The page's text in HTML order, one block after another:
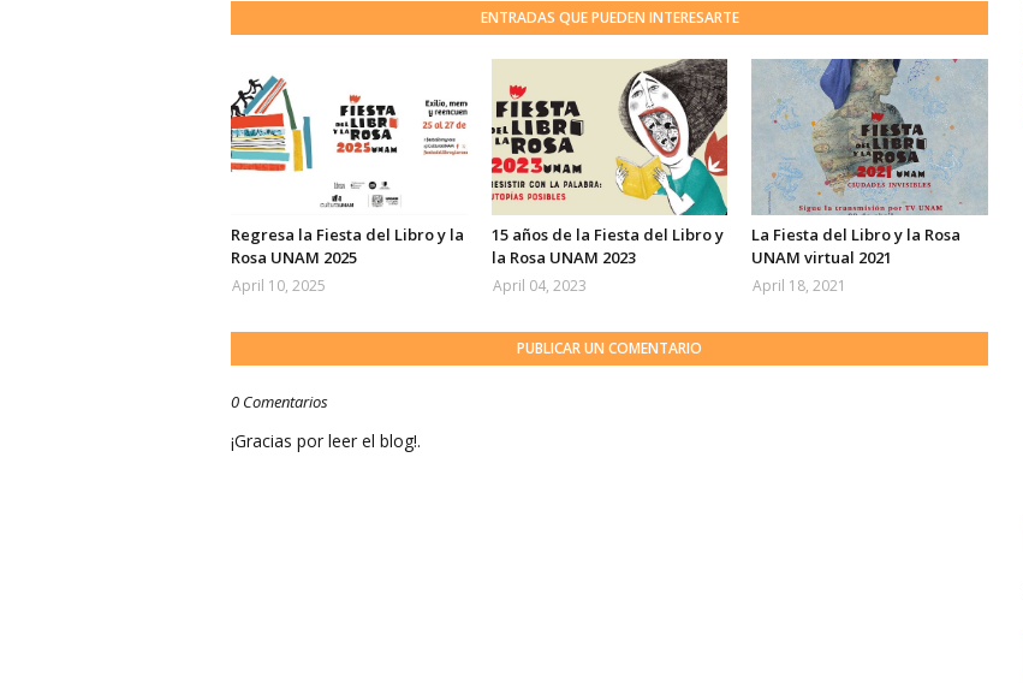
ENTRADAS QUE PUEDEN INTERESARTE
Regresa la Fiesta del Libro y la
Rosa UNAM 2025
April 10, 2025
15 años de la Fiesta del Libro y
la Rosa UNAM 2023
April 04, 2023
La Fiesta del Libro y la Rosa
UNAM virtual 2021
April 18, 2021
PUBLICAR UN COMENTARIO
0 Comentarios
¡Gracias por leer el blog!.